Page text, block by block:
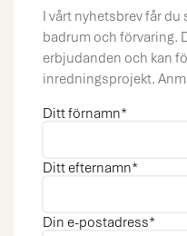
I vårt nyhetsbrev får
badrum och förvaring.
erbjudanden och kan
inredningsprojekt.
Ditt förnamn*
Ditt efternamn*
Din e-postadress*